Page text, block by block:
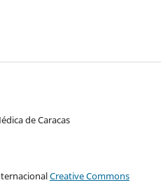
de Caracas
Creative Commons